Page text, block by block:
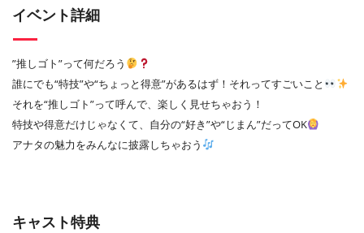
イベント詳細
”推しゴト”って何だろう
誰にでも“特技”や“ちょっと得意”があるはず！それってすごいこと
それを“推しゴト”って呼んで、楽しく見せちゃおう！
特技や得意だけじゃなくて、自分の“好き”や“じまん”だってOK
アナタの魅力をみんなに披露しちゃおう
キャスト特典